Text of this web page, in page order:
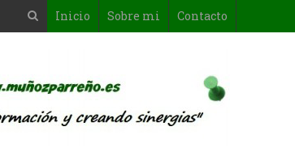
Inicio Sobre mi Contacto